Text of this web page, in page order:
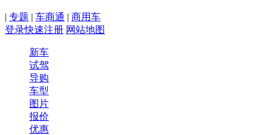
| 专题 | 车商通 | 商用车
登录快速注册 网站地图
新车
试驾
导购
车型
图片
报价
优惠